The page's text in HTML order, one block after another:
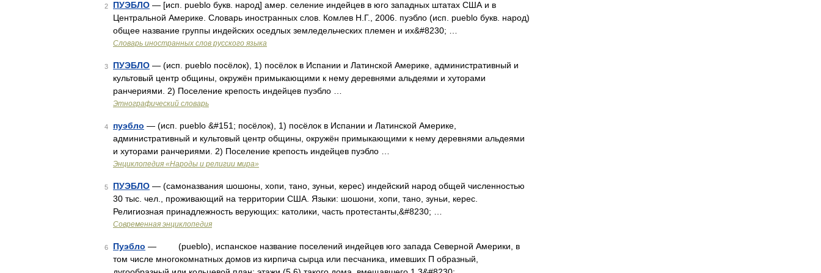
2 ПУЭБЛО — [исп. pueblo букв. народ] амер. селение индейцев в юго западных штатах США и в
Центральной Америке. Словарь иностранных слов. Комлев Н.Г., 2006. пуэбло (исп. pueblo букв. народ)
общее название группы индейских оседлых земледельческих племен и их&#8230; …
Словарь иностранных слов русского языка
3 ПУЭБЛО — (исп. pueblo посёлок), 1) посёлок в Испании и Латинской Америке, административный и
культовый центр общины, окружён примыкающими к нему деревнями альдеями и хуторами
ранчериями. 2) Поселение крепость индейцев пуэбло …
Этнографический словарь
4 пуэбло — (исп. pueblo &#151; посёлок), 1) посёлок в Испании и Латинской Америке,
административный и культовый центр общины, окружён примыкающими к нему деревнями альдеями
и хуторами ранчериями. 2) Поселение крепость индейцев пуэбло …
Энциклопедия «Народы и религии мира»
5 ПУЭБЛО — (самоназвания шошоны, хопи, тано, зуньи, керес) индейский народ общей численностью
30 тыс. чел., проживающий на территории США. Языки: шошони, хопи, тано, зуньи, керес.
Религиозная принадлежность верующих: католики, часть протестанты,&#8230; …
Современная энциклопедия
6 Пуэбло — (pueblo), испанское название поселений индейцев юго запада Северной Америки, в
том числе многокомнатных домов из кирпича сырца или песчаника, имевших П образный,